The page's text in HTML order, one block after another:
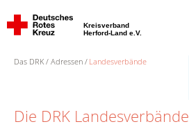
Kreisverband
Herford-Land e.V.
Das DRK Adressen Landesverbände
Die DRK Landesverbände